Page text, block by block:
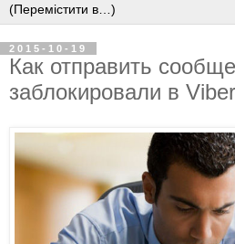
2015-10-19
Как отправить
заблокировали в